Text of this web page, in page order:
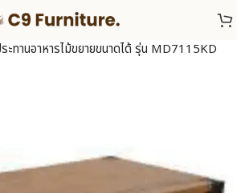
ระทานอาหารไม้ขยายขนาดได้ รุ่น MD7115KD